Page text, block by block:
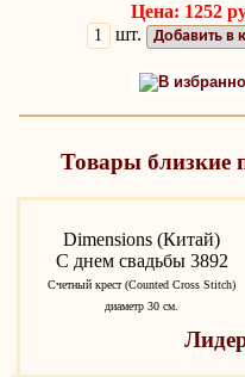
Цена: 1252
шт.
Добавить в
В
Товары близкие
Dimensions (Китай)
С днем свадьбы 3892
Счетный крест (Counted Cross Stitch)
диаметр 30 см.